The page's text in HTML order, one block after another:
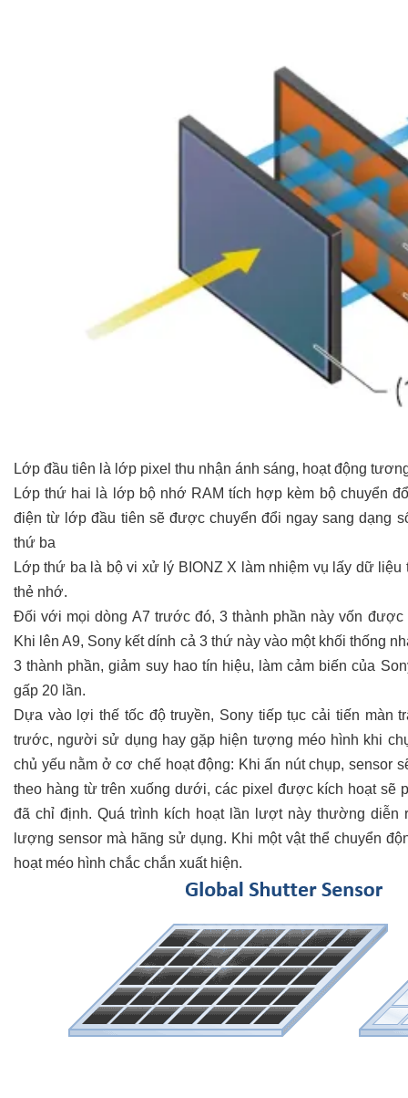
Lớp đầu tiên là lớp pixel thu nhận ánh sáng, hoạt động
Lớp thứ hai là lớp bộ nhớ RAM tích hợp kèm bộ chuyển
điện từ lớp đầu tiên sẽ được chuyển đổi ngay sang dạng
thứ ba
Lớp thứ ba là bộ vi xử lý BIONZ X làm nhiệm vụ lấy dữ
thẻ nhớ.
Đối với mọi dòng A7 trước đó, 3 thành phần này vốn
Khi lên A9, Sony kết dính cả 3 thứ này vào một khối thống
3 thành phần, giảm suy hao tín hiệu, làm cảm biến của
gấp 20 lần.
Dựa vào lợi thế tốc độ truyền, Sony tiếp tục cải tiến màn
trước, người sử dụng hay gặp hiện tượng méo hình khi
chủ yếu nằm ở cơ chế hoạt động: Khi ấn nút chụp, sensor
theo hàng từ trên xuống dưới, các pixel được kích hoạt sẽ
đã chỉ định. Quá trình kích hoạt lần lượt này thường diễn
lượng sensor mà hãng sử dụng. Khi một vật thể chuyển
hoạt méo hình chắc chắn xuất hiện.